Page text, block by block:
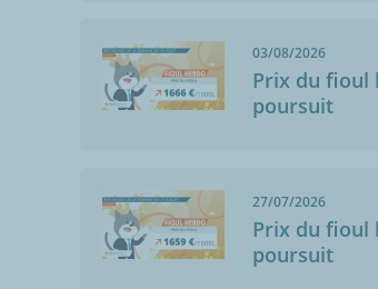
03/08/2026
Prix du fioul
poursuit
27/07/2026
Prix du fioul
poursuit